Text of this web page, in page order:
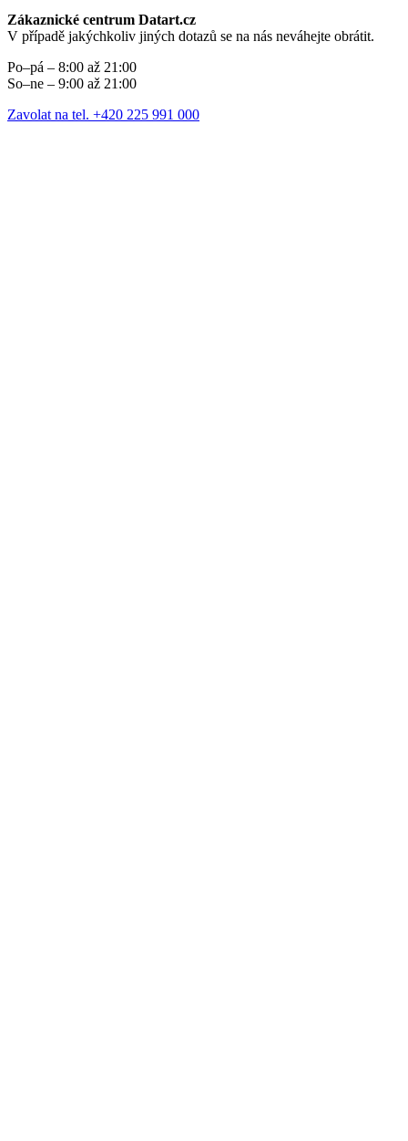
Zákaznické centrum Datart.cz
V případě jakýchkoliv jiných dotazů se na nás neváhejte obrátit.
Po–pá – 8:00 až 21:00
So–ne – 9:00 až 21:00
Zavolat na tel. +420 225 991 000